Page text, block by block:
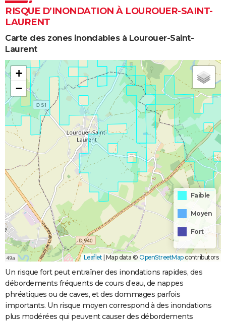
RISQUE D’INONDATION À LOUROUER-SAINT-
LAURENT
Carte des zones inondables à Lourouer-Saint-
Laurent
+
−
Faible
Moyen
Fort
Leaflet | Map data © OpenStreetMapcontributors
Un risque fort peut entraîner des inondations rapides, des
débordements fréquents de cours d’eau, de nappes
phréatiques ou de caves, et des dommages parfois
importants. Un risque moyen correspond à des inondations
plus modérées qui peuvent causer des débordements